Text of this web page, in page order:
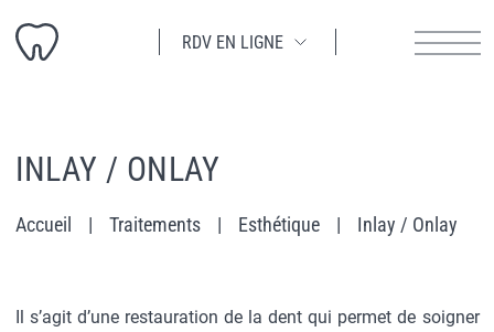
RDV EN LIGNE
INLAY / ONLAY
Accueil Traitements Esthétique Inlay / Onlay
Il s’agit d’une restauration de la dent qui permet de soigner